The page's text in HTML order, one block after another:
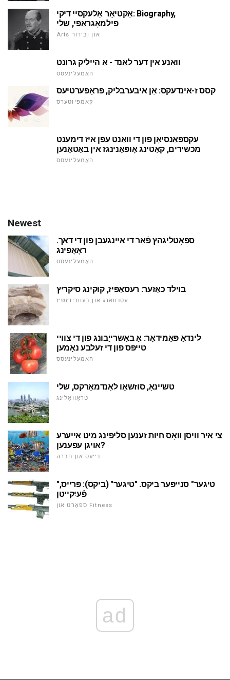
אַקטיאָר אַלעקסיי דיקי: Biography,
פילמאָגראַפי, שלי
Arts און ובידור
וואַנע אין דער לאַנד - אַ הייליק גרונט
האָמעלינעסס
קסס ז-אינדעקס: אַן איבערבליק, פּראָפּערטיעס
קאָמפּיוטערס
עקספּאַנסיאָן פון די וואַנט עפן איז דימענט
מכשירים, קאַטינג אָופּאַנינגז אין באַטאָנען
האָמעלינעסס
Newest
ספּאָטליגהץ פֿאַר די איינגעבן פון די דאַך.
ראָאָפינג
האָמעלינעסס
בוילד כאַזער: רעסאַפּיז, קוקינג סיקריץ
עסנוואַרג און בעוורידזשיז
לינדאַ פּאָמידאָר: אַ באַשרייַבונג פון די צוויי
טייפּס פון די זעלבע נאָמען
האָמעלינעסס
טשיינאַ, סוזשאָו לאַנדמאַרקס, שלי
טראַוואַלינג
צי איר וויסן וואָס חיות זענען סליפּינג מיט אייערע
אויגן עפענען?
נייַעס און חברה
"טיגער" סנייפּער ביקס. "טיגער" (ביקס): פּרייס,
פֿעיִקייטן
ספּאָרט און Fitness
ad